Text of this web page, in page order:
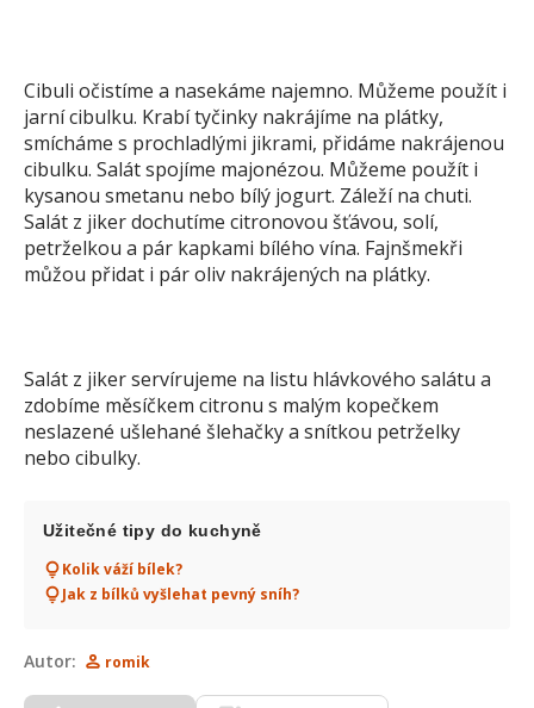
Cibuli očistíme a nasekáme najemno. Můžeme použít i
jarní cibulku. Krabí tyčinky nakrájíme na plátky,
smícháme s prochladlými jikrami, přidáme nakrájenou
cibulku. Salát spojíme majonézou. Můžeme použít i
kysanou smetanu nebo bílý jogurt. Záleží na chuti.
Salát z jiker dochutíme citronovou šťávou, solí,
petrželkou a pár kapkami bílého vína. Fajnšmekři
můžou přidat i pár oliv nakrájených na plátky.
Salát z jiker servírujeme na listu hlávkového salátu a
zdobíme měsíčkem citronu s malým kopečkem
neslazené ušlehané šlehačky a snítkou petrželky
nebo cibulky.
Užitečné tipy do kuchyně
Kolik váží bílek?
Jak z bílků vyšlehat pevný sníh?
Autor: romik